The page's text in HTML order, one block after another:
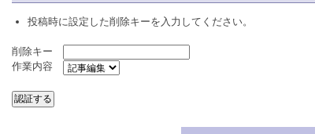
投稿時に設定した削除キーを入力してください。
削除キー
作業内容